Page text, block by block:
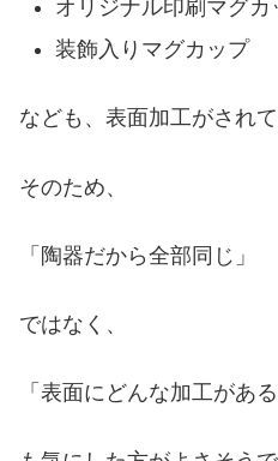
オリジナル印刷マグカ
装飾入りマグカップ
なども、表面加工がされ
そのため、
「陶器だから全部同じ」
ではなく、
「表面にどんな加工がある